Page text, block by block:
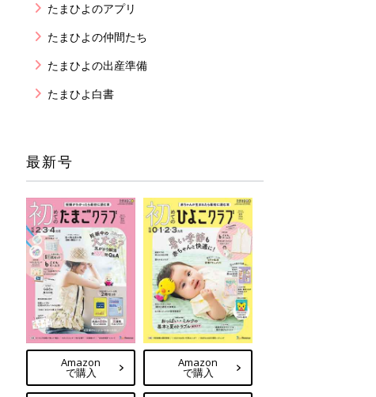
たまひよのアプリ
たまひよの仲間たち
たまひよの出産準備
たまひよ白書
最新号
Amazon
で購入
Amazon
で購入